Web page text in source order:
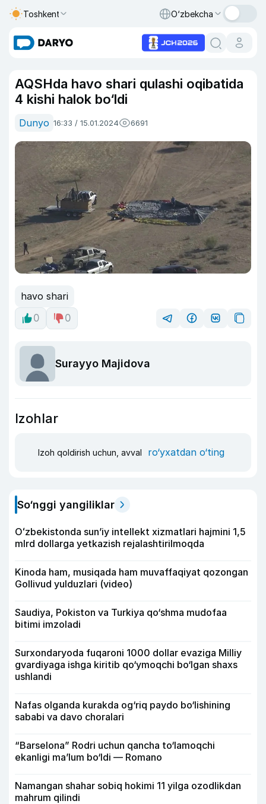
Toshkent O‘zbekcha
AQSHda havo shari qulashi oqibatida
4 kishi halok bo‘ldi
Dunyo 16:33 / 15.01.2024 6691
havo shari
0
0
Surayyo Majidova
Izohlar
Izoh qoldirish uchun, avval ro‘yxatdan o‘ting
So‘nggi yangiliklar
Oʻzbekistonda sunʼiy intellekt xizmatlari hajmini 1,5
mlrd dollarga yetkazish rejalashtirilmoqda
Kinoda ham, musiqada ham muvaffaqiyat qozongan
Gollivud yulduzlari (video)
Saudiya, Pokiston va Turkiya qo‘shma mudofaa
bitimi imzoladi
Surxondaryoda fuqaroni 1000 dollar evaziga Milliy
gvardiyaga ishga kiritib qo‘ymoqchi bo‘lgan shaxs
ushlandi
Nafas olganda kurakda og‘riq paydo bo‘lishining
sababi va davo choralari
“Barselona” Rodri uchun qancha to‘lamoqchi
ekanligi ma’lum bo‘ldi — Romano
Namangan shahar sobiq hokimi 11 yilga ozodlikdan
mahrum qilindi